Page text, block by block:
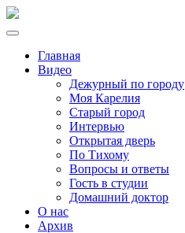
Главная
Видео
Дежурный по городу
Моя Карелия
Старый город
Интервью
Открытая дверь
По Тихому
Вопросы и ответы
Гость в студии
Домашний доктор
О нас
Архив